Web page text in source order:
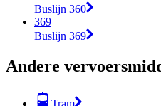
Buslijn 360
369
Buslijn 369
Andere
Tram